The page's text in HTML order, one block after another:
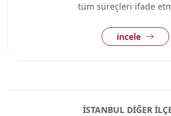
tüm süreçleri ifade
incele
İSTANBUL DIĞER